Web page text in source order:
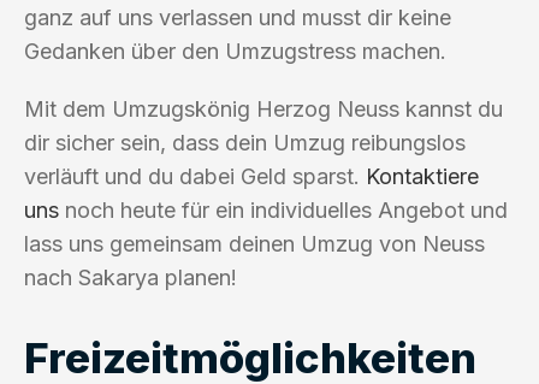
ganz auf uns verlassen und musst dir keine
Gedanken über den Umzugstress machen.
Mit dem Umzugskönig Herzog Neuss kannst du
dir sicher sein, dass dein Umzug reibungslos
verläuft und du dabei Geld sparst. Kontaktiere
uns noch heute für ein individuelles Angebot und
lass uns gemeinsam deinen Umzug von Neuss
nach Sakarya planen!
Freizeitmöglichkeiten